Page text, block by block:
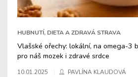
HUBNUTÍ, DIETA A ZDRAVÁ STRAVA
Vlašské ořechy: lokální, na omega-3
pro náš mozek i zdravé srdce
10.01.2025 PAVLÍNA KLAUDOVÁ